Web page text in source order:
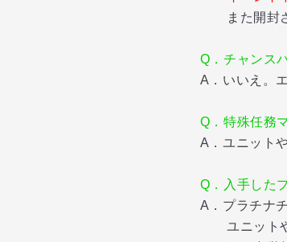
また開封され
Q．チャンス
A．いいえ。エ
Q．特殊任務
A．ユニットや
Q．入手した
A．プラチナチ
ユニットやパ